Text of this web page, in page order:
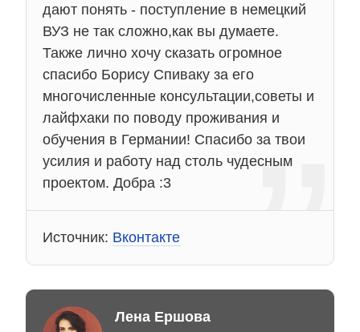
дают понять - поступление в немецкий
ВУЗ не так сложно,как вы думаете.
Также лично хочу сказать огромное
спасибо Борису Спиваку за его
многочисленные консультации,советы и
лайфхаки по поводу проживания и
обучения в Германии! Спасибо за твои
усилия и работу над столь чудесным
проектом. Добра :3
Источник: Вконтакте
Лена Ершова